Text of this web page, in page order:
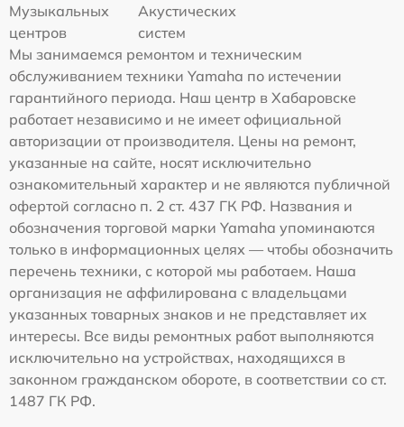
Музыкальных
центров
Акустических
систем
Мы занимаемся ремонтом и техническим
обслуживанием техники Yamaha по истечении
гарантийного периода. Наш центр в Хабаровске
работает независимо и не имеет официальной
авторизации от производителя. Цены на ремонт,
указанные на сайте, носят исключительно
ознакомительный характер и не являются публичной
офертой согласно п. 2 ст. 437 ГК РФ. Названия и
обозначения торговой марки Yamaha упоминаются
только в информационных целях — чтобы обозначить
перечень техники, с которой мы работаем. Наша
организация не аффилирована с владельцами
указанных товарных знаков и не представляет их
интересы. Все виды ремонтных работ выполняются
исключительно на устройствах, находящихся в
законном гражданском обороте, в соответствии со ст.
1487 ГК РФ.